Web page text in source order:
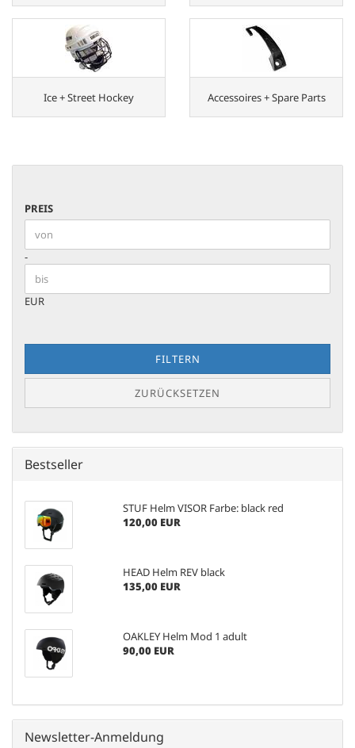
Ice + Street Hockey Accessoires + Spare Parts
PREIS
PREIS
Preis bis
-
EUR
FILTERN
ZURÜCKSETZEN
Bestseller
STUF Helm VISOR Farbe: black red
120,00 EUR
HEAD Helm REV black
135,00 EUR
OAKLEY Helm Mod 1 adult
90,00 EUR
Newsletter-Anmeldung